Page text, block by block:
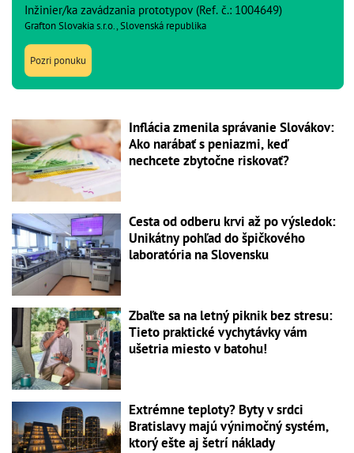
Inžinier/ka zavádzania prototypov (Ref. č.: 1004649)
Grafton Slovakia s.r.o., Slovenská republika
Pozri ponuku
Inflácia zmenila správanie Slovákov:
Ako narábať s peniazmi, keď
nechcete zbytočne riskovať?
Cesta od odberu krvi až po výsledok:
Unikátny pohľad do špičkového
laboratória na Slovensku
Zbaľte sa na letný piknik bez stresu:
Tieto praktické vychytávky vám
ušetria miesto v batohu!
Extrémne teploty? Byty v srdci
Bratislavy majú výnimočný systém,
ktorý ešte aj šetrí náklady